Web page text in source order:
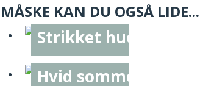
MÅSKE KAN DU OGSÅ LIDE...
Strikket hue
Hvid sommerstrik -